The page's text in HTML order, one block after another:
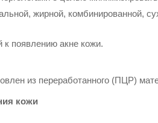
жирной, комбинированной,
к появлению акне кожи.
из переработанного (ПЦР)
кожи